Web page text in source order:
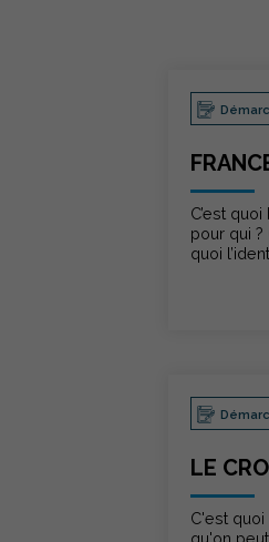
C’est
pour qui ?
quoi
LE
C'est quoi
qu'on